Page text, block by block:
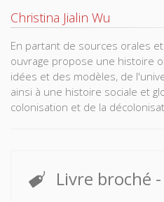
Christina Jialin Wu
En partant de sources orales
ouvrage propose une histoire
idées et des modèles, de
ainsi à une histoire sociale et
colonisation et de la
Livre broché -